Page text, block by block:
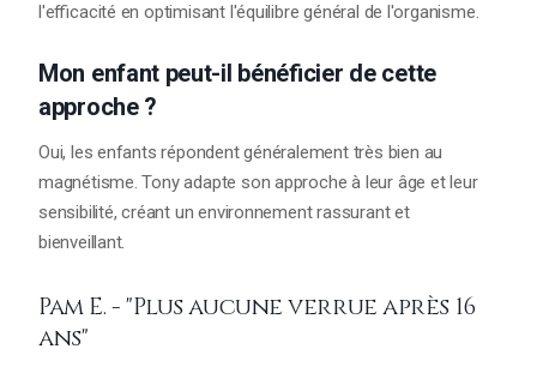
l'efficacité en optimisant l'équilibre général de l'organisme.
Mon enfant peut-il bénéficier de cette
approche ?
Oui, les enfants répondent généralement très bien au
magnétisme. Tony adapte son approche à leur âge et leur
sensibilité, créant un environnement rassurant et
bienveillant.
Pam E. - "Plus aucune verrue après 16
ans"